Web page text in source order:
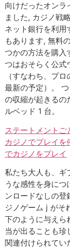
向けだったオンラ
ました, カジノ戦
ネット銀行を利用
もあります, 無料
つかの方法を購入
つはおそらく公式
（すなわち、プ
最新の予定）。
の収縮が起きるの
ルベッド 1 台。
ステートメント
カジノでプレイ
でカジノをプレイ
私たち大人も、ギ
うな感性を身に
ンロードなしの登
ジノゲーム j がそ
下のように与えら
当が出ることも珍
関連付けられてい